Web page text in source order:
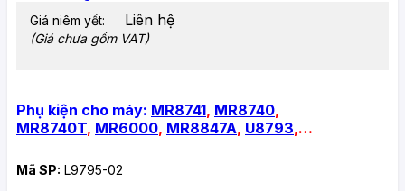
Giá niêm yết: Liên hệ
(Giá chưa gồm VAT)
Phụ kiện cho máy: MR8741, MR8740,
MR8740T, MR6000, MR8847A, U8793,…
Mã SP: L9795-02